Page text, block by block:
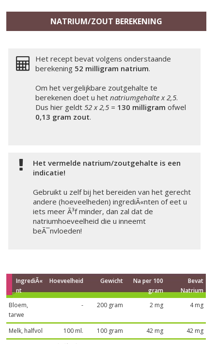
NATRIUM/ZOUT BEREKENING
Het recept bevat volgens onderstaande
berekening 52 milligram natrium.
Om het vergelijkbare zoutgehalte te
berekenen doet u hetnatriumgehalte x 2,5.
Dus hier geldt52 x 2,5 = 130 milligram ofwel
0,13 gram zout.
Het vermelde natrium/zoutgehalte is een
indicatie!
Gebruikt u zelf bij het bereiden van het gerecht
andere (hoeveelheden) ingrediÃ«nten of eet u
iets meer Ã³f minder, dan zal dat de
natriumhoeveelheid die u inneemt
beÃ¯nvloeden!
IngrediÃ«
nt
Hoeveelheid Gewicht
Na per 100
gram
Bevat
Natrium
Bloem,
tarwe
- 200 gram 2 mg 4 mg
Melk, halfvol 100 ml. 100 gram 42 mg
42 mg